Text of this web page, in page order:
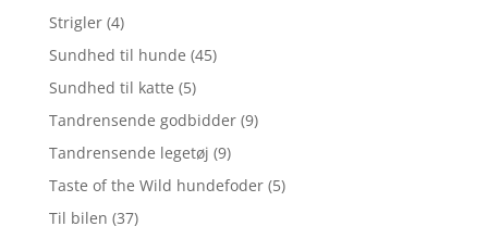
Strigler (4)
Sundhed til hunde (45)
Sundhed til katte (5)
Tandrensende godbidder (9)
Tandrensende legetøj (9)
Taste of the Wild hundefoder (5)
Til bilen (37)